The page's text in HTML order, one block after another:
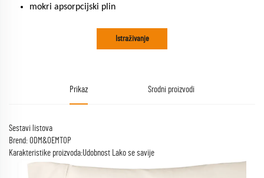
mokri apsorpcijski plin
Istraživanje
Prikaz Srodni proizvodi
Sestavi listova
Brend: ODM&OEMTOP
Karakteristike proizvoda:Udobnost Lako se savije